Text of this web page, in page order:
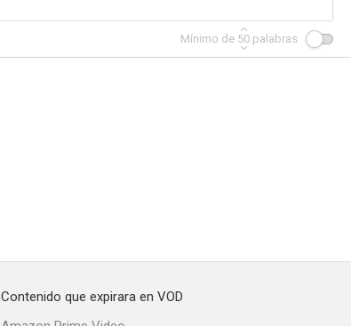
Mínimo de 50 palabras
Contenido que expirara en VOD